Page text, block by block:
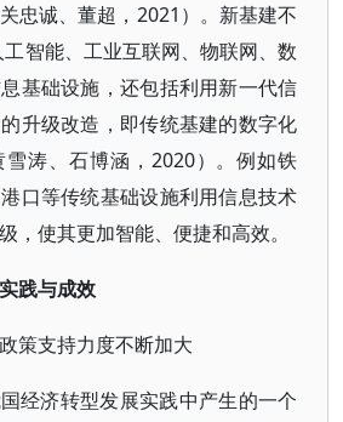
忠诚、董超，2021）。新基建不
智能、工业互联网、物联网、数
基础设施，还包括利用新一代信
升级改造，即传统基建的数字化
涛、石博涵，2020）。例如铁
口等传统基础设施利用信息技术
，使其更加智能、便捷和高效。
践与成效
策支持力度不断加大
经济转型发展实践中产生的一个